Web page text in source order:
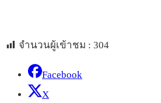
จำนวนผู้เข้าชม : 304
Facebook
X